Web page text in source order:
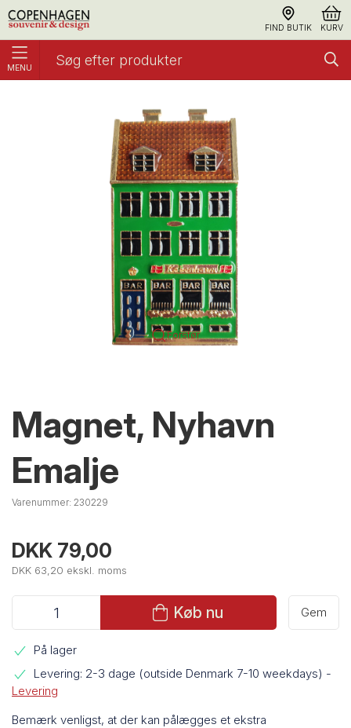
FIND BUTIK KURV
MENU
Forstør
Magnet, Nyhavn
Emalje
Varenummer: 230229
DKK 79,00
DKK 63,20 ekskl. moms
Køb nu Gem
På lager
Levering: 2-3 dage (outside Denmark 7-10 weekdays) -
Levering
Bemærk venligst, at der kan pålægges et ekstra